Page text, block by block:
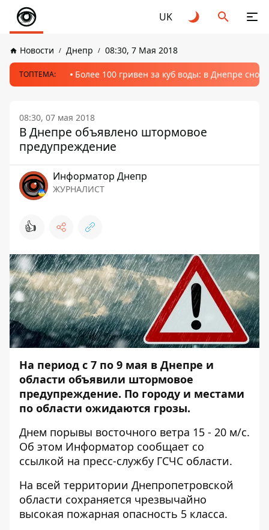
UK
Новости Днепр 08:30, 7 Мая 2018
ТОПТЕМА: Более 100 гривен за куб воды: в Днепре
08:30, 07 мая 2018
В Днепре объявлено штормовое
предупреждение
Информатор Днепр
ЖУРНАЛИСТ
👍
На период с 7 по 9 мая в Днепре и
области объявили штормовое
предупреждение. По городу и местами
по области ожидаются грозы.
Днем ​​порывы восточного ветра 15 - 20 м/с.
Об этом Информатор сообщает со
ссылкой на пресс-службу ГСЧС области.
На всей территории Днепропетровской
области сохраняется чрезвычайно
высокая пожарная опасность 5 класса.